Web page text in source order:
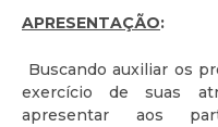
APRESENTAÇÃO:
Buscando auxiliar os
exercício de suas
apresentar aos